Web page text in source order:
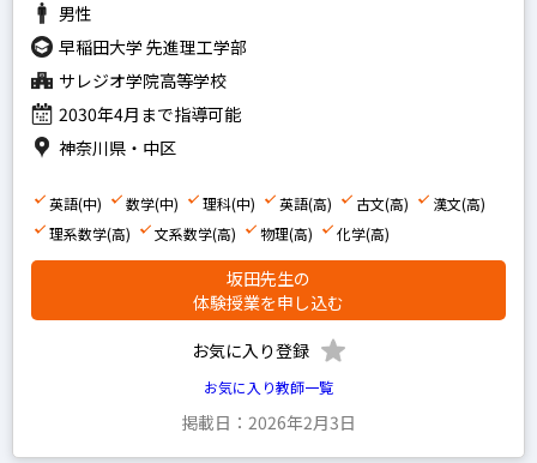
SAPIX
日能研
早稲田アカデミー
四谷大塚
浜学園
馬淵教室
男性
早稲田大学 先進理工学部
サレジオ学院高等学校
2030年4月まで指導可能
神奈川県・中区
英語(中) 数学(中) 理科(中) 英語(高) 古文(高)
漢文(高)
理系数学(高)
文系数学(高) 物理(高) 化学(高)
坂田先生の
体験授業を申し込む
お気に入り登録
お気に入り教師一覧
掲載日：2026年2月3日